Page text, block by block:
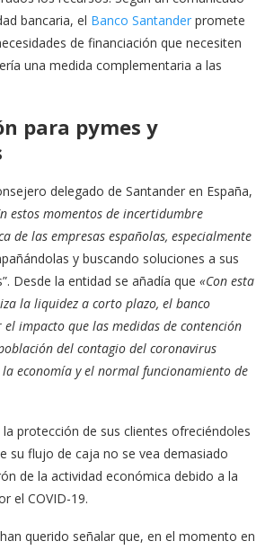
bancaria, el Banco Santander promete
de financiación que necesiten
una medida complementaria a las
para pymes y
delegado de Santander en España,
estos momentos de incertidumbre
de las empresas españolas, especialmente
y buscando soluciones a sus
Desde la entidad se añadía que «Con esta
la liquidez a corto plazo, el banco
impacto que las medidas de contención
del contagio del coronavirus
economía y el normal funcionamiento de
la protección de sus clientes ofreciéndoles
su flujo de caja no se vea demasiado
de la actividad económica debido a la
el COVID-19.
querido señalar que, en el momento en